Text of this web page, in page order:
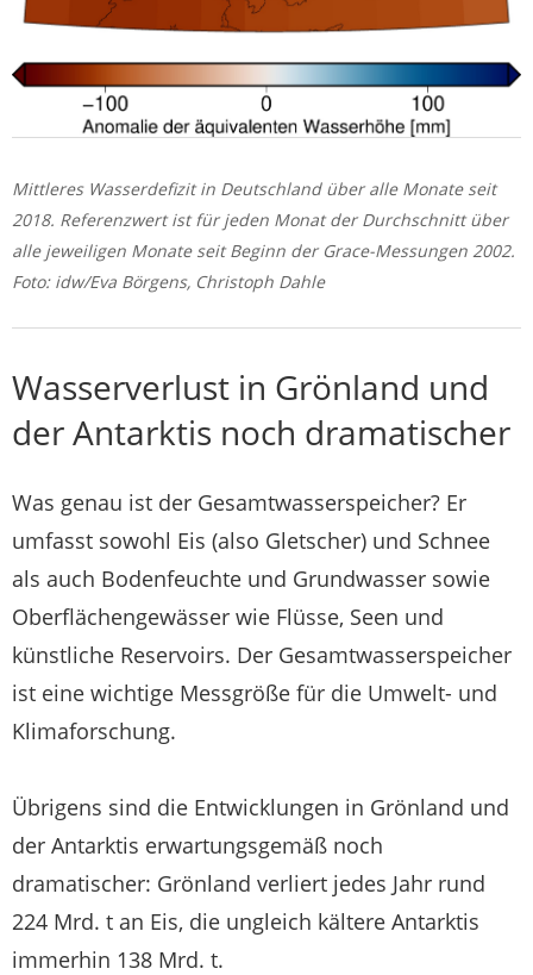
Mittleres Wasserdefizit in Deutschland über alle Monate seit
2018. Referenzwert ist für jeden Monat der Durchschnitt über
alle jeweiligen Monate seit Beginn der Grace-Messungen 2002.
Foto: idw/Eva Börgens, Christoph Dahle
Wasserverlust in Grönland und
der Antarktis noch dramatischer
Was genau ist der Gesamtwasserspeicher? Er
umfasst sowohl Eis (also Gletscher) und Schnee
als auch Bodenfeuchte und Grundwasser sowie
Oberflächengewässer wie Flüsse, Seen und
künstliche Reservoirs. Der Gesamtwasserspeicher
ist eine wichtige Messgröße für die Umwelt- und
Klimaforschung.
Übrigens sind die Entwicklungen in Grönland und
der Antarktis erwartungsgemäß noch
dramatischer: Grönland verliert jedes Jahr rund
224 Mrd. t an Eis, die ungleich kältere Antarktis
immerhin 138 Mrd. t.